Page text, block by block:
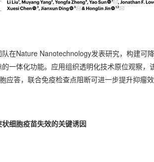
在Nature Nanotechnology发表研究，构建可
一体化功能。应用组织透明化技术原位观察
应答，联合免疫检查点阻断可进一步提升抑瘤
细胞疫苗失效的关键诱因